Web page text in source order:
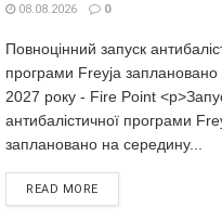
08.08.2026 0
Повноцінний запуск
програми Freyja
2027 року - Fire Point
антибалістичної програми
заплановано на середину...
READ MORE